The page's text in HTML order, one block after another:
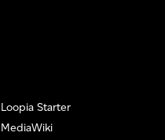
Loopia Starter
MediaWiki